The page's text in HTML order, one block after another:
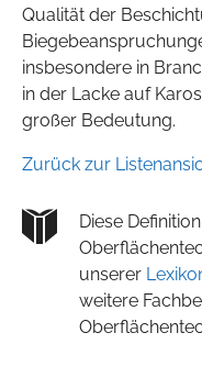
Qualität der
insbesondere in
in der Lacke auf
großer Bedeutung.
Zurück zur
Diese
unserer
weitere